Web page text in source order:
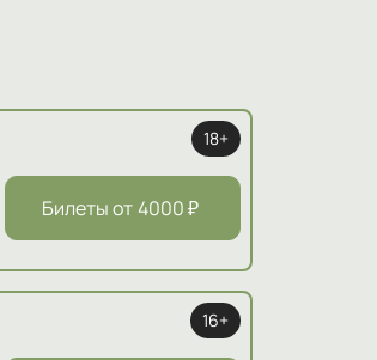
18+
Билеты от 4000₽
16+